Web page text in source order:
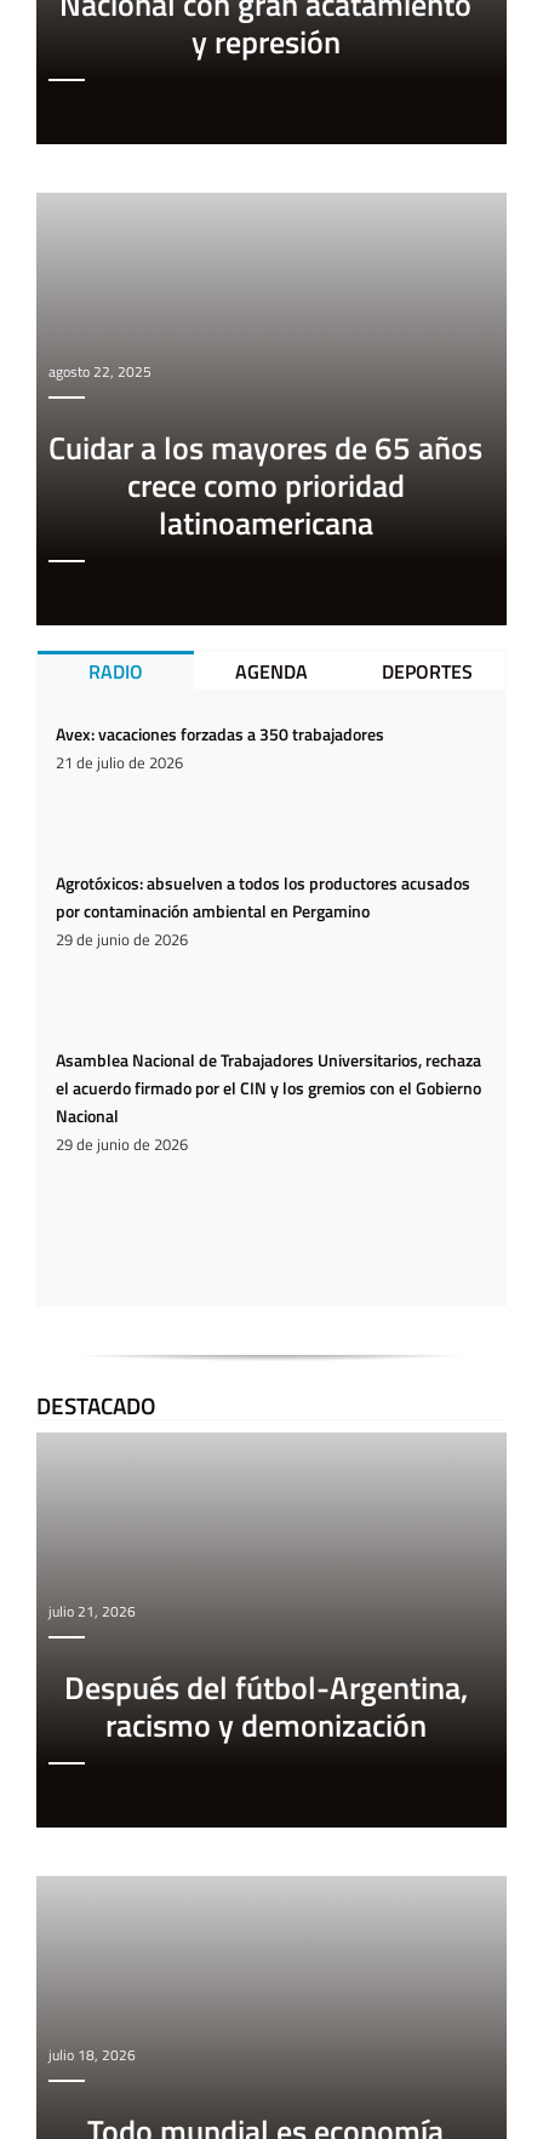
y represión
agosto 22, 2025
Cuidar a los mayores de 65 años
crece como prioridad
latinoamericana
RADIO AGENDA DEPORTES
Avex: vacaciones forzadas a 350 trabajadores
21 de julio de 2026
Agrotóxicos: absuelven a todos los productores acusados
por contaminación ambiental en Pergamino
29 de junio de 2026
Asamblea Nacional de Trabajadores Universitarios, rechaza
el acuerdo firmado por el CIN y los gremios con el Gobierno
Nacional
29 de junio de 2026
DESTACADO
julio 21, 2026
Después del fútbol-Argentina,
racismo y demonización
julio 18, 2026